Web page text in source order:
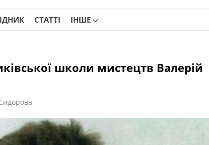
СТАТТІ ІНШЕ
школи мистецтв Валерій